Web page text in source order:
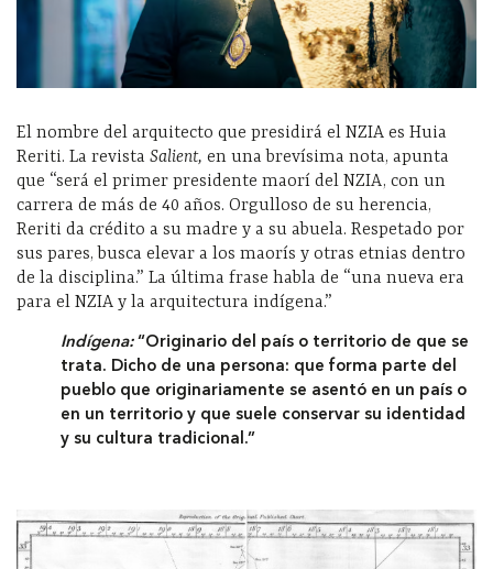
El nombre del arquitecto que presidirá el NZIA es Huia
Reriti. La revista Salient, en una brevísima nota, apunta
que “será el primer presidente maorí del NZIA, con un
carrera de más de 40 años. Orgulloso de su herencia,
Reriti da crédito a su madre y a su abuela. Respetado por
sus pares, busca elevar a los maorís y otras etnias dentro
de la disciplina.” La última frase habla de “una nueva era
para el NZIA y la arquitectura indígena.”
Indígena:“Originario del país o territorio de que se
trata. Dicho de una persona: que forma parte del
pueblo que originariamente se asentó en un país o
en un territorio y que suele conservar su identidad
y su cultura tradicional.”